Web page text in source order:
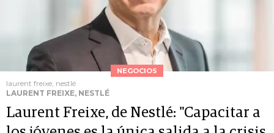
NEGOCIOS
laurent freixe, nestlé
LAURENT FREIXE, NESTLÉ
Laurent Freixe, de Nestlé: "Capacitar a